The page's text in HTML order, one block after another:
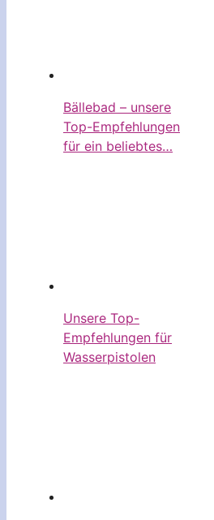
Bällebad – unsere
Top-Empfehlungen
für ein beliebtes…
Unsere Top-
Empfehlungen für
Wasserpistolen